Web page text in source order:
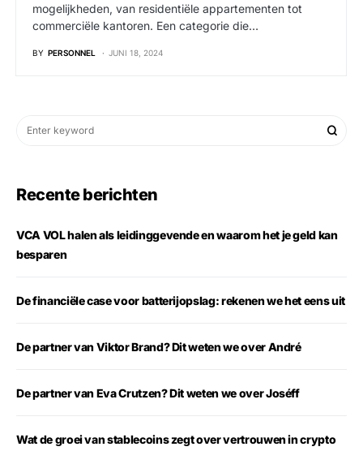
mogelijkheden, van residentiële appartementen tot
commerciële kantoren. Een categorie die…
BY PERSONNEL JUNI 18, 2024
Recente berichten
VCA VOL halen als leidinggevende en waarom het je geld kan
besparen
De financiële case voor batterijopslag: rekenen we het eens uit
De partner van Viktor Brand? Dit weten we over André
De partner van Eva Crutzen? Dit weten we over Joséff
Wat de groei van stablecoins zegt over vertrouwen in crypto